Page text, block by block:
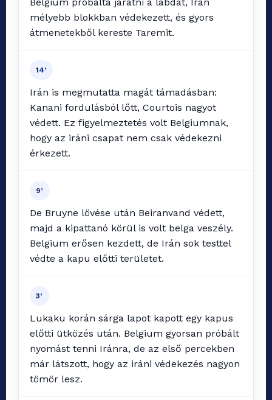
mélyebb blokkban védekezett, és gyors
átmenetekből kereste Taremit.
14’
Irán is megmutatta magát támadásban:
Kanani fordulásból lőtt, Courtois nagyot
védett. Ez figyelmeztetés volt Belgiumnak,
hogy az iráni csapat nem csak védekezni
érkezett.
9’
De Bruyne lövése után Beiranvand védett,
majd a kipattanó körül is volt belga veszély.
Belgium erősen kezdett, de Irán sok testtel
védte a kapu előtti területet.
3’
Lukaku korán sárga lapot kapott egy kapus
előtti ütközés után. Belgium gyorsan próbált
nyomást tenni Iránra, de az első percekben
már látszott, hogy az iráni védekezés nagyon
tömör lesz.